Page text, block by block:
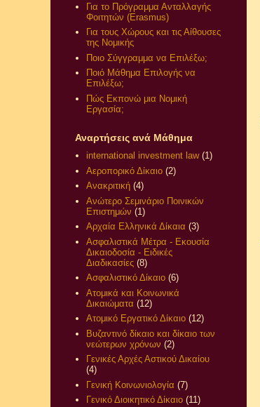
Για το Πρόγραμμα Ανταλλαγής
Φοιτητών (Erasmus)
Για τους Χώρους και τις Αίθουσες
της Νομικής
Ποιο Σύγγραμμα να Επιλέξω;
Ποιό Μάθημα Επιλογής να
Επιλέξω;
Πώς Εκπονώ μια Νομική
Εργασία;
Αναρτήσεις ανά Μάθημα
international investment law (1)
Αεροπορικό Δίκαιο (2)
Ανακριτική (4)
Ανώτερο Σεμινάριο Ποινικών
Επιστημών (1)
Αρχαία Ελληνικά Δίκαια (3)
Ασφαλιστικά Μέτρα - Εκουσία
Δικαιοδοσία - Ειδικές
Διαδικασίες (8)
Ασφαλιστικό Δίκαιο (6)
Ατομικά και Κοινωνικά
Δικαιώματα (12)
Ατομικό Εργατικό Δίκαιο (12)
Βυζαντινό δίκαιο και δίκαιο των
νεώτερων χρόνων (2)
Γενικές Αρχές Αστικού Δικαίου
(4)
Γενική Κοινωνιολογία (7)
Γενικό Διοικητικό Δίκαιο (11)